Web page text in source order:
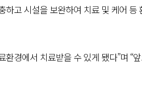
고 시설을 보완하여 치료 및 케어
경에서 치료받을 수 있게 됐다”며 “